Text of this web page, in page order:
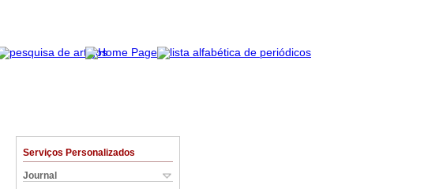
Serviços Personalizados
Journal